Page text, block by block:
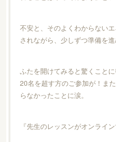
不安と、そのよくわからない
されながら、少しずつ準備を進
ふたを開けてみると驚くこと
20名を超す方のご参加が！ま
らなかったことに涙。
『先生のレッスンがオンライ